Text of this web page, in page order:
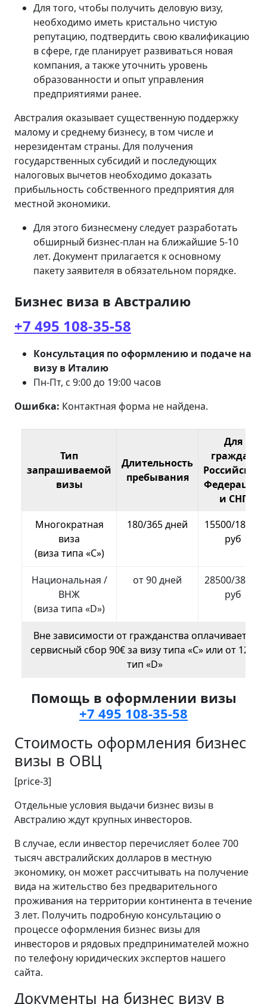
Для того, чтобы получить деловую визу,
необходимо иметь кристально чистую
репутацию, подтвердить свою квалификацию
в сфере, где планирует развиваться новая
компания, а также уточнить уровень
образованности и опыт управления
предприятиями ранее.
Австралия оказывает существенную поддержку
малому и среднему бизнесу, в том числе и
нерезидентам страны. Для получения
государственных субсидий и последующих
налоговых вычетов необходимо доказать
прибыльность собственного предприятия для
местной экономики.
Для этого бизнесмену следует разработать
обширный бизнес-план на ближайшие 5-10
лет. Документ прилагается к основному
пакету заявителя в обязательном порядке.
Бизнес виза в Австралию
+7 495 108-35-58
Консультация по оформлению и подаче на
визу в Италию
Пн-Пт, с 9:00 до 19:00 часов
Ошибка: Контактная форма не найдена.
Тип
запрашиваемой
визы
Длительность
пребывания
Для
граждан
Российской
Федерации
и СНГ
Многократная
виза
(виза типа «С»)
180/365 дней
15500/18500
руб
Национальная /
ВНЖ
(виза типа «D»)
от 90 дней
28500/38500
руб
Вне зависимости от гражданства оплачивается
сервисный сбор 90€ за визу типа «C» или от 120€
тип «D»
Помощь в оформлении визы
+7 495 108-35-58
Стоимость оформления бизнес
визы в ОВЦ
[price-3]
Отдельные условия выдачи бизнес визы в
Австралию ждут крупных инвесторов.
В случае, если инвестор перечисляет более 700
тысяч австралийских долларов в местную
экономику, он может рассчитывать на получение
вида на жительство без предварительного
проживания на территории континента в течение
3 лет. Получить подробную консультацию о
процессе оформления бизнес визы для
инвесторов и рядовых предпринимателей можно
по телефону юридических экспертов нашего
сайта.
Документы на бизнес визу в